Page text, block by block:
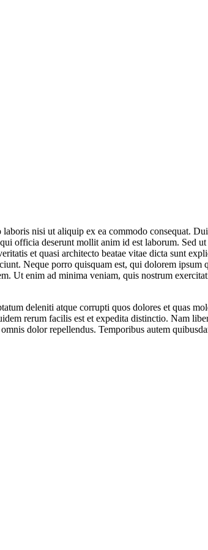
nisi ut aliquip ex ea commodo consequat.
officia deserunt mollit anim id est laborum. Sed
et quasi architecto beatae vitae dicta sunt
Neque porro quisquam est, qui dolorem
Ut enim ad minima veniam, quis nostrum
deleniti atque corrupti quos dolores et quas
rerum facilis est et expedita distinctio. Nam
dolor repellendus. Temporibus autem